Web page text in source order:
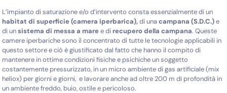
L’impianto di saturazione e/o d’intervento consta essenzialmente di un
habitat di superficie (camera iperbarica),di unacampana (S.D.C.)e
di unsistema di messa a maree di recupero della campana. Queste
camere iperbariche sono il concentrato di tutte le tecnologie applicabili in
questosettore e ciò è giustificato dal fatto che hanno il compito di
mantenere in ottime condizioni fisiche e psichiche un soggetto
costantemente pressurizzato, inun micro ambiente di gas artificiale(mix
heliox) per giorni e giorni, e lavorare anche ad oltre 200 m di profondità in
un ambiente freddo, buio, ostile e pericoloso.